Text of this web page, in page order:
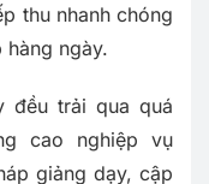
thu nhanh chóng
ngày.
đều trải qua quá
cao nghiệp vụ
giảng dạy, cập